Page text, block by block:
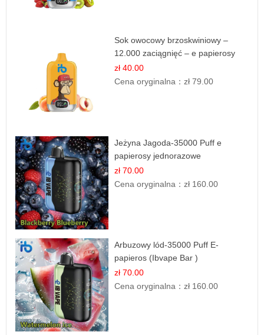
Sok owocowy brzoskwiniowy –
12.000 zaciągnięć – e papierosy
jednorazowe
zł 40.00
Cena oryginalna：zł 79.00
Jeżyna Jagoda-35000 Puff e
papierosy jednorazowe
zł 70.00
Cena oryginalna：zł 160.00
Arbuzowy lód-35000 Puff E-
papieros (Ibvape Bar )
zł 70.00
Cena oryginalna：zł 160.00